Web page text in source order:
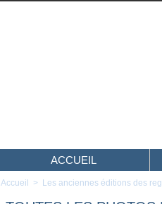
ACCUEIL
Accueil > Les anciennes éditions des